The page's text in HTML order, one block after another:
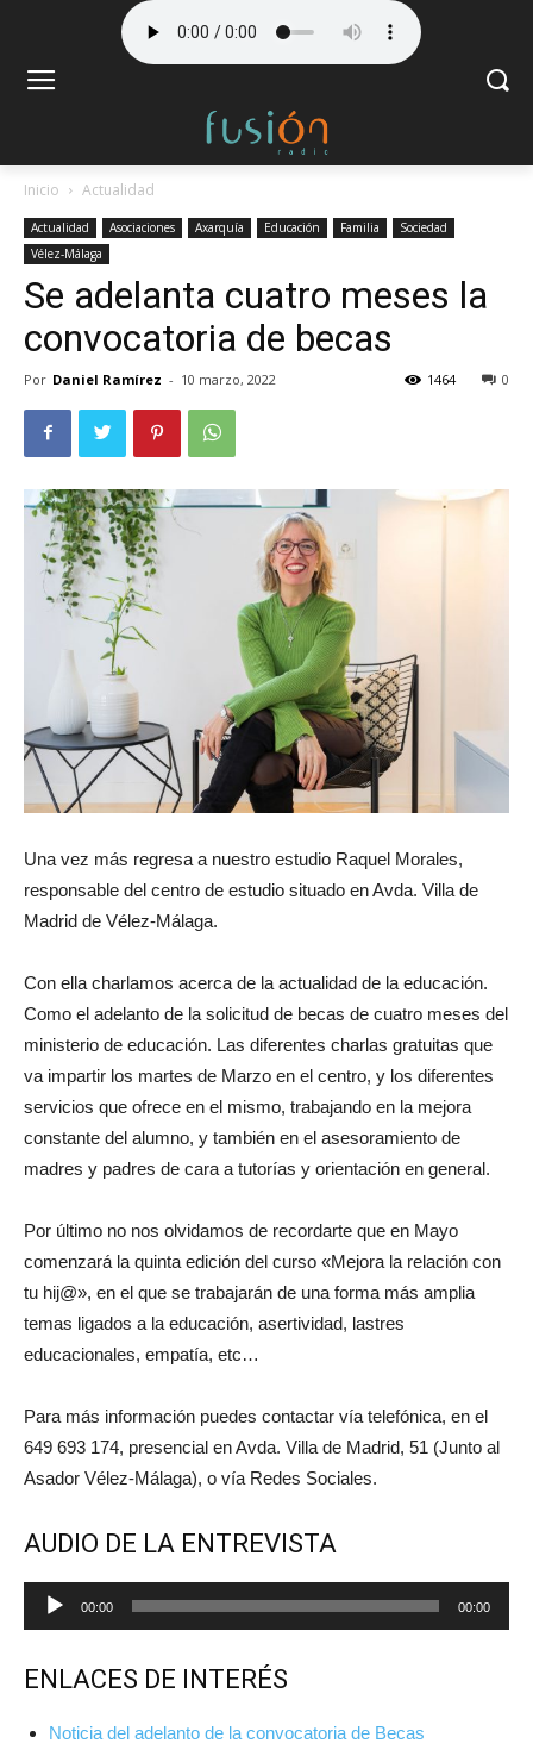
Inicio Actualidad
Actualidad Asociaciones Axarquía Educación Familia
Sociedad
Vélez-Málaga
Se adelanta cuatro meses la
convocatoria de becas
Por Daniel Ramírez - 10 marzo, 2022 0
1464
Una vez más regresa a nuestro estudio Raquel Morales,
responsable del centro de estudio situado en Avda. Villa de
Madrid de Vélez-Málaga.
Con ella charlamos acerca de la actualidad de la educación.
Como el adelanto de la solicitud de becas de cuatro meses del
ministerio de educación. Las diferentes charlas gratuitas que
va impartir los martes de Marzo en el centro, y los diferentes
servicios que ofrece en el mismo, trabajando en la mejora
constante del alumno, y también en el asesoramiento de
madres y padres de cara a tutorías y orientación en general.
Por último no nos olvidamos de recordarte que en Mayo
comenzará la quinta edición del curso «Mejora la relación con
tu hij@», en el que se trabajarán de una forma más amplia
temas ligados a la educación, asertividad, lastres
educacionales, empatía, etc…
Para más información puedes contactar vía telefónica, en el
649 693 174, presencial en Avda. Villa de Madrid, 51 (Junto al
Asador Vélez-Málaga), o vía Redes Sociales.
AUDIO DE LA ENTREVISTA
Reproductor
de
00:00 00:00
ENLACES DE INTERÉS
Noticia del adelanto de la convocatoria de Becas